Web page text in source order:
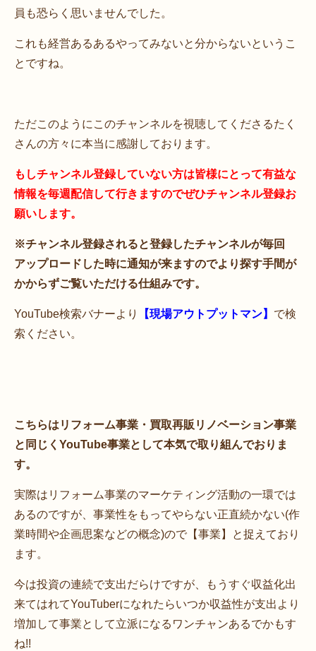
員も恐らく思いませんでした。
これも経営あるあるやってみないと分からないというこ
とですね。
ただこのようにこのチャンネルを視聴してくださるたく
さんの方々に本当に感謝しております。
もしチャンネル登録していない方は皆様にとって有益な
情報を毎週配信して行きますのでぜひチャンネル登録お
願いします。
※チャンネル登録されると登録したチャンネルが毎回
アップロードした時に通知が来ますのでより探す手間が
かからずご覧いただける仕組みです。
YouTube検索バナーより 【現場アウトプットマン】 で検
索ください。
こちらはリフォーム事業・買取再販リノベーション事業
と同じくYouTube事業として本気で取り組んでおりま
す。
実際はリフォーム事業のマーケティング活動の一環では
あるのですが、事業性をもってやらない正直続かない(作
業時間や企画思案などの概念)ので【事業】と捉えており
ます。
今は投資の連続で支出だらけですが、もうすぐ収益化出
来てはれてYouTuberになれたらいつか収益性が支出より
増加して事業として立派になるワンチャンあるでかもす
ね!!